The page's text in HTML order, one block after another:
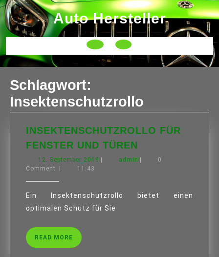
Skip
to
content
Auto Hersteller
Open
Button
Schlagwort:
Insektenschutzrollo
INSEKTENSCHUTZROLLO FÜR
FENSTER UND TÜREN
FENSTER
12. September 2019 12.
admin admin
0
Comment
11:43
Ein Insektenschutzrollo bietet einen
optimalen Schutz für Sie
READ MORE READ
MORE